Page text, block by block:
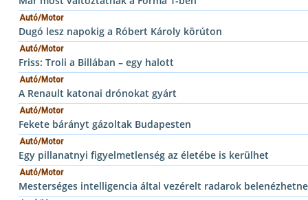
Autó/Motor
Dugó lesz napokig a Róbert Károly körúton
Autó/Motor
Friss: Troli a Billában – egy halott
Autó/Motor
A Renault katonai drónokat gyárt
Autó/Motor
Fekete bárányt gázoltak Budapesten
Autó/Motor
Egy pillanatnyi figyelmetlenség az életébe is kerülhet
Autó/Motor
Mesterséges intelligencia által vezérelt radarok